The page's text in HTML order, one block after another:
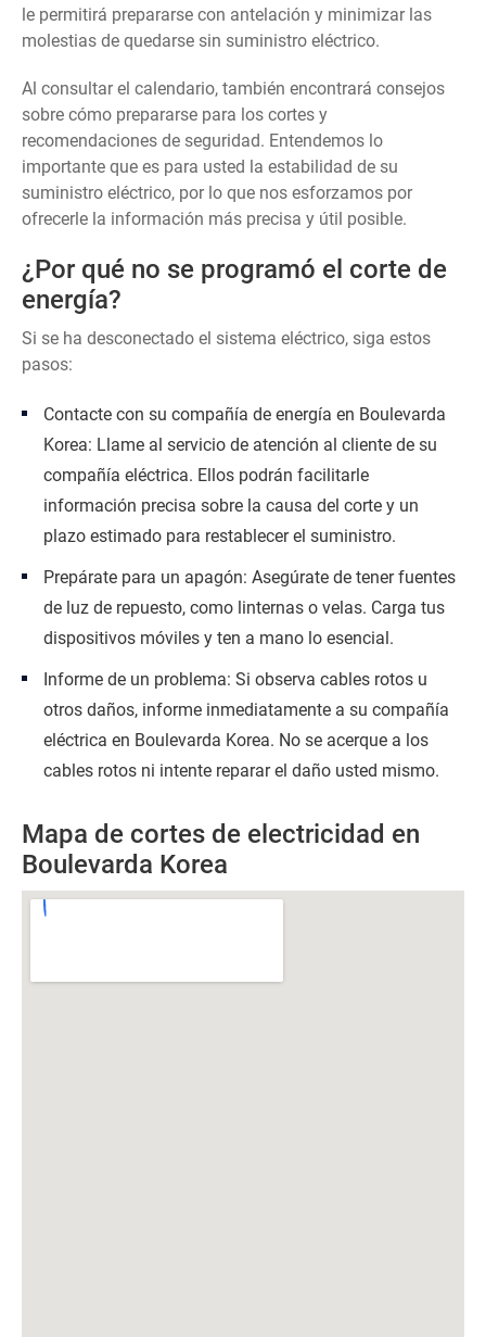
le permitirá prepararse con antelación y minimizar las
molestias de quedarse sin suministro eléctrico.
Al consultar el calendario, también encontrará consejos
sobre cómo prepararse para los cortes y
recomendaciones de seguridad. Entendemos lo
importante que es para usted la estabilidad de su
suministro eléctrico, por lo que nos esforzamos por
ofrecerle la información más precisa y útil posible.
¿Por qué no se programó el corte de
energía?
Si se ha desconectado el sistema eléctrico, siga estos
pasos:
Contacte con su compañía de energía en Boulevarda
Korea: Llame al servicio de atención al cliente de su
compañía eléctrica. Ellos podrán facilitarle
información precisa sobre la causa del corte y un
plazo estimado para restablecer el suministro.
Prepárate para un apagón: Asegúrate de tener fuentes
de luz de repuesto, como linternas o velas. Carga tus
dispositivos móviles y ten a mano lo esencial.
Informe de un problema: Si observa cables rotos u
otros daños, informe inmediatamente a su compañía
eléctrica en Boulevarda Korea. No se acerque a los
cables rotos ni intente reparar el daño usted mismo.
Mapa de cortes de electricidad en
Boulevarda Korea